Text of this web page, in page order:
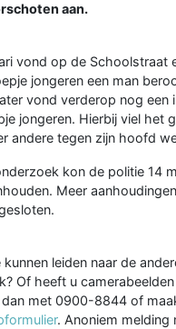
aan.
vond op de Schoolstraat
jongeren een man
vond verderop nog een
jongeren. Hierbij viel het
andere tegen zijn hoofd
kon de politie 14
Meer
leiden naar de
Of heeft u
dan met 0900-8844 of
. Anoniem melding